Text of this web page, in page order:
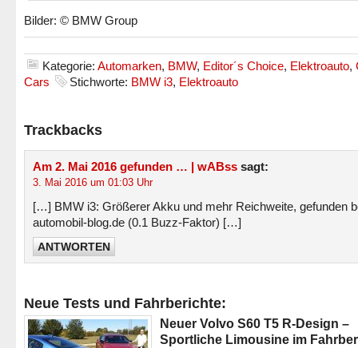
Bilder: © BMW Group
Kategorie: Automarken, BMW, Editor´s Choice, Elektroauto,
Cars
Stichworte: BMW i3, Elektroauto
Trackbacks
Am 2. Mai 2016 gefunden … | wABss sagt:
3. Mai 2016 um 01:03 Uhr
[…] BMW i3: Größerer Akku und mehr Reichweite, gefunden
automobil-blog.de (0.1 Buzz-Faktor) […]
ANTWORTEN
Neue Tests und Fahrberichte:
Neuer Volvo S60 T5 R-Design –
Sportliche Limousine im